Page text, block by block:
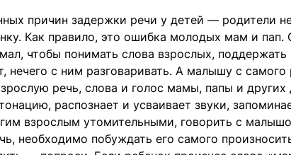
причин задержки речи у детей — родители
Как правило, это ошибка молодых мам и пап.
чтобы понимать слова взрослых, поддержать
нечего с ним разговаривать. А малышу с
речь, слова и голос мамы, папы и других
распознает и усваивает звуки,
взрослым утомительными, говорить с
необходимо побуждать его самого